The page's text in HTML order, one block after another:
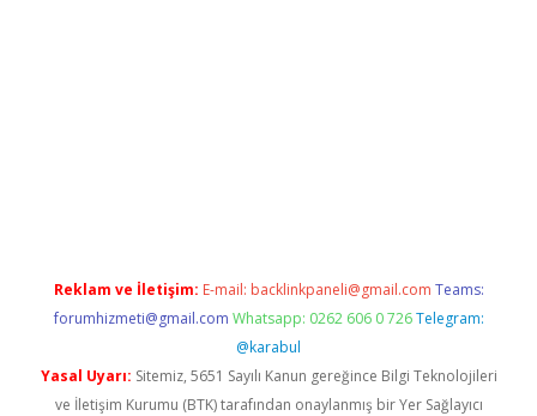
Reklam ve İletişim: E-mail: backlinkpaneli@gmail.com Teams:
forumhizmeti@gmail.com Whatsapp: 0262 606 0 726 Telegram:
@karabul
Yasal Uyarı: Sitemiz, 5651 Sayılı Kanun gereğince Bilgi Teknolojileri
ve İletişim Kurumu (BTK) tarafından onaylanmış bir Yer Sağlayıcı